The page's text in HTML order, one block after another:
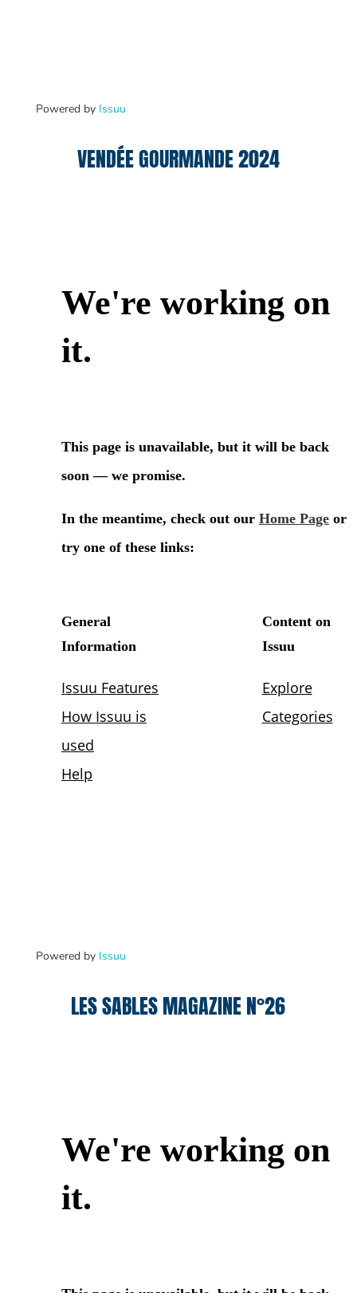
Powered by Issuu
VENDÉE GOURMANDE 2024
Powered by Issuu
LES SABLES MAGAZINE N°26